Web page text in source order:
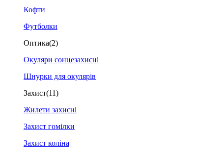
Кофти
Футболки
Оптика(2)
Окуляри сонцезахисні
Шнурки для окулярів
Захист(11)
Жилети захисні
Захист гомілки
Захист коліна